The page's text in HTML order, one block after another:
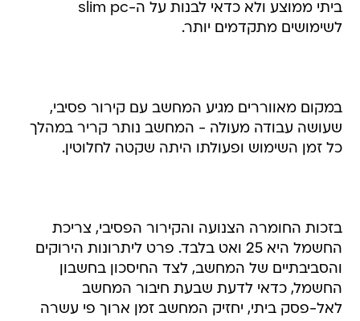
ביתי ממוצע ולא כדאי לבנות על ה-slim pc
לשימושים מתקדמים יותר.
במקום מאווררים מגיע המחשב עם קירור פסיבי,
שעושה עבודה מעולה - המחשב נותר קריר במהלך
כל זמן השימוש ופעולתו היתה שקטה לחלוטין.
בזכות החומרה הצנועה והקירור הפסיבי, צריכת
החשמל היא 25 ואט בלבד. פרט ליתרונות הירוקים
והסביבתיים של המחשב, לצד החיסכון בחשבון
החשמל, כדאי לדעת שבעת חיבור המחשב
לאל-פסק ביתי, יחזיק המחשב זמן ארוך פי עשרה